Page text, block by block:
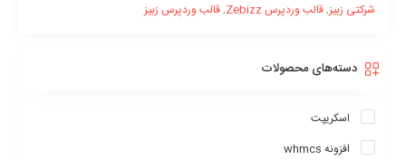
شرکتی زبیز,قالب وردپرس Zebizz ,قالب وردپرس زبیز
دسته‌های محصولات
اسکریپت
افزونه whmcs